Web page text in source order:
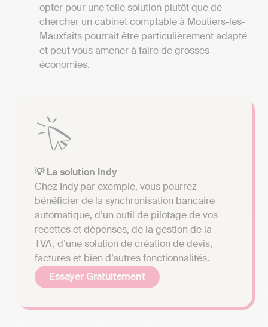
opter pour une telle solution plutôt que de
chercher un cabinet comptable à Moutiers-les-
Mauxfaits pourrait être particulièrement adapté
et peut vous amener à faire de grosses
économies.
💡 La solution Indy
Chez Indy par exemple, vous pourrez
bénéficier de la synchronisation bancaire
automatique, d’un outil de pilotage de vos
recettes et dépenses, de la gestion de la
TVA, d’une solution de création de devis,
factures et bien d’autres fonctionnalités.
Essayer Gratuitement